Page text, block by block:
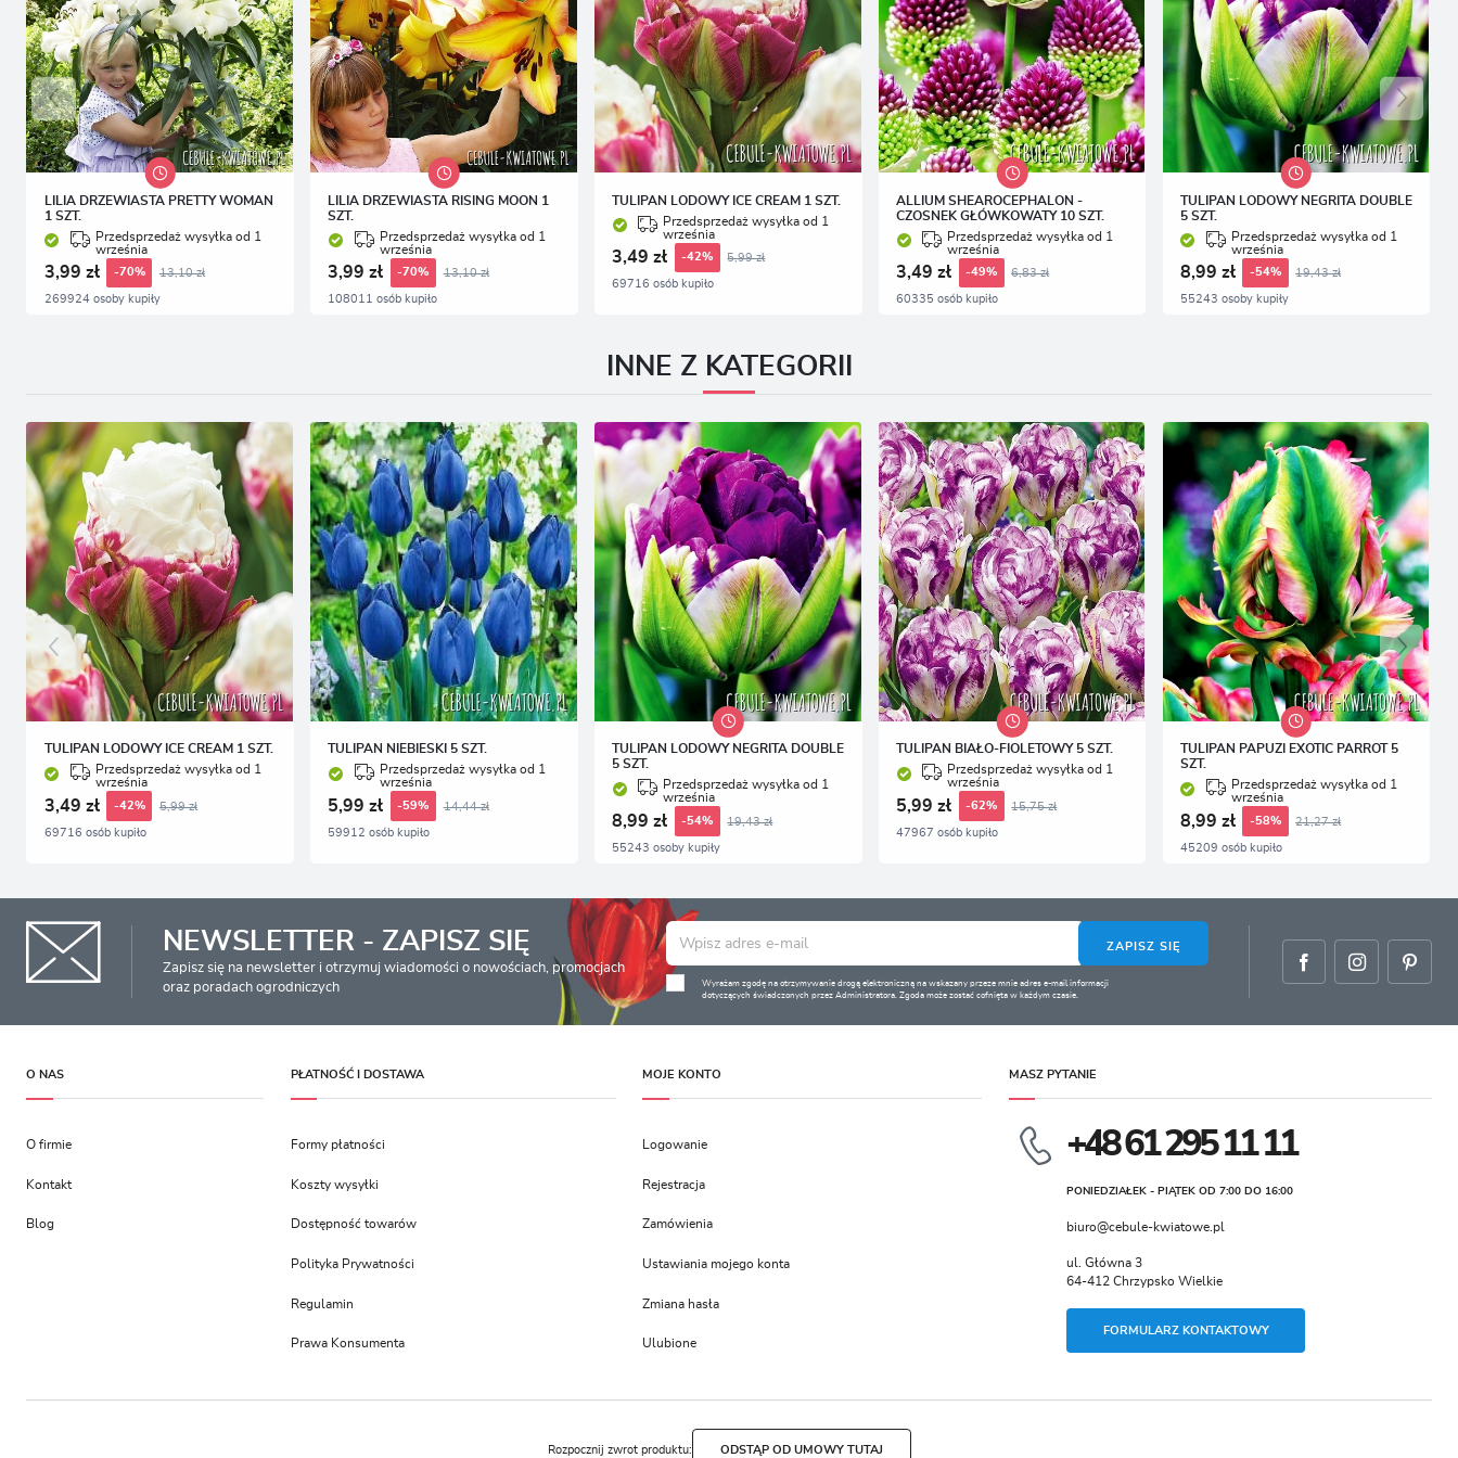
LILIA DRZEWIASTA PRETTY WOMAN
1 SZT.
Przedsprzedaż wysyłka od 1
września
3,99 zł -70% 13,10 zł
269924 osoby kupiły
LILIA DRZEWIASTA RISING MOON 1
SZT.
Przedsprzedaż wysyłka od 1
września
3,99 zł -70% 13,10 zł
108011 osób kupiło
TULIPAN LODOWY ICE CREAM 1 SZT.
Przedsprzedaż wysyłka od 1
września
3,49 zł -42% 5,99 zł
69716 osób kupiło
ALLIUM SHEAROCEPHALON -
CZOSNEK GŁÓWKOWATY 10 SZT.
Przedsprzedaż wysyłka od 1
września
3,49 zł -49% 6,83 zł
60335 osób kupiło
TULIPAN LODOWY NEGRITA DOUBLE
5 SZT.
Przedsprzedaż wysyłka od 1
września
8,99 zł -54% 19,43 zł
55243 osoby kupiły
INNE Z KATEGORII
TULIPAN LODOWY ICE CREAM 1 SZT.
Przedsprzedaż wysyłka od 1
września
3,49 zł -42% 5,99 zł
69716 osób kupiło
TULIPAN NIEBIESKI 5 SZT.
Przedsprzedaż wysyłka od 1
września
5,99 zł -59% 14,44 zł
59912 osób kupiło
TULIPAN LODOWY NEGRITA DOUBLE
5 SZT.
Przedsprzedaż wysyłka od 1
września
8,99 zł -54% 19,43 zł
55243 osoby kupiły
TULIPAN BIAŁO-FIOLETOWY 5 SZT.
Przedsprzedaż wysyłka od 1
września
5,99 zł -62% 15,75 zł
47967 osób kupiło
TULIPAN PAPUZI EXOTIC PARROT 5
SZT.
Przedsprzedaż wysyłka od 1
września
8,99 zł -58% 21,27 zł
45209 osób kupiło
NEWSLETTER - ZAPISZ SIĘ
Zapisz się na newsletter i otrzymuj wiadomości o nowościach, promocjach
oraz poradach ogrodniczych
ZAPISZ SIĘ
Wyrażam zgodę na otrzymywanie drogą elektroniczną na wskazany przeze mnie adres e-mail informacji
dotyczących świadczonych przez Administratora. Zgoda może zostać cofnięta w każdym czasie.
O NAS
O firmie
Kontakt
Blog
PŁATNOŚĆ I DOSTAWA
Formy płatności
Koszty wysyłki
Dostępność towarów
Polityka Prywatności
Regulamin
Prawa Konsumenta
MOJE KONTO
Logowanie
Rejestracja
Zamówienia
Ustawiania mojego konta
Zmiana hasła
Ulubione
MASZ PYTANIE
+48 61 295 11 11
PONIEDZIAŁEK - PIĄTEK OD 7:00 DO 16:00
biuro@cebule-kwiatowe.pl
ul. Główna 3
64-412 Chrzypsko Wielkie
FORMULARZ KONTAKTOWY
Rozpocznij zwrot produktu: ODSTĄP OD UMOWY TUTAJ